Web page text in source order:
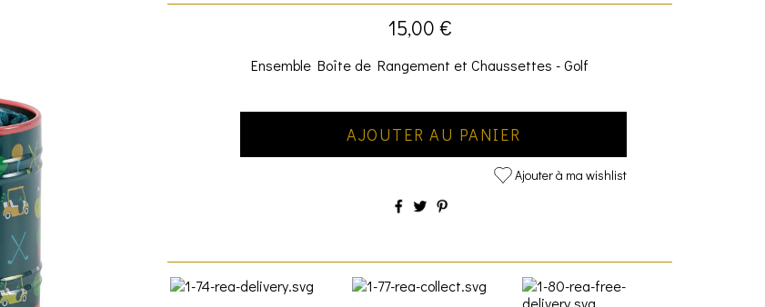
15,00 €
Ensemble Boîte de Rangement et Chaussettes - Golf
AJOUTER AU PANIER
Ajouter à ma wishlist